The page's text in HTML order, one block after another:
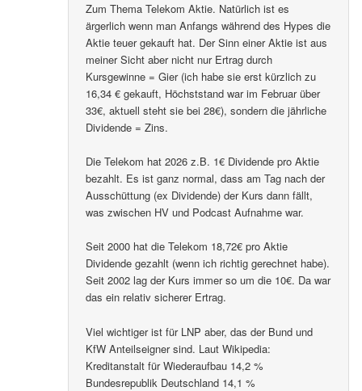
Zum Thema Telekom Aktie. Natürlich ist es
ärgerlich wenn man Anfangs während des Hypes die
Aktie teuer gekauft hat. Der Sinn einer Aktie ist aus
meiner Sicht aber nicht nur Ertrag durch
Kursgewinne = Gier (ich habe sie erst kürzlich zu
16,34 € gekauft, Höchststand war im Februar über
33€, aktuell steht sie bei 28€), sondern die jährliche
Dividende = Zins.
Die Telekom hat 2026 z.B. 1€ Dividende pro Aktie
bezahlt. Es ist ganz normal, dass am Tag nach der
Ausschüttung (ex Dividende) der Kurs dann fällt,
was zwischen HV und Podcast Aufnahme war.
Seit 2000 hat die Telekom 18,72€ pro Aktie
Dividende gezahlt (wenn ich richtig gerechnet habe).
Seit 2002 lag der Kurs immer so um die 10€. Da war
das ein relativ sicherer Ertrag.
Viel wichtiger ist für LNP aber, das der Bund und
KfW Anteilseigner sind. Laut Wikipedia:
Kreditanstalt für Wiederaufbau 14,2 %
Bundesrepublik Deutschland 14,1 %